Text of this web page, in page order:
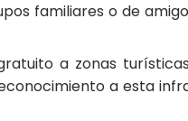
familiares o de
a zonas
a esta